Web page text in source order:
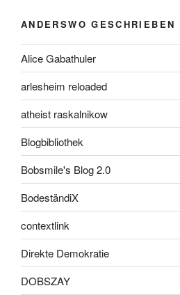
ANDERSWO GESCHRIEBEN
Alice Gabathuler
arlesheim reloaded
atheist raskalnikow
Blogbibliothek
Bobsmile's Blog 2.0
BodeständiX
contextlink
Direkte Demokratie
DOBSZAY